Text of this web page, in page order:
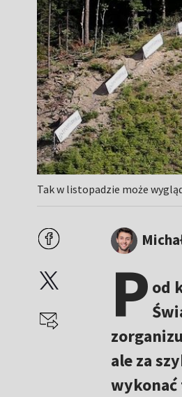
Tak w listopadzie może
P od
ale za
wykonać